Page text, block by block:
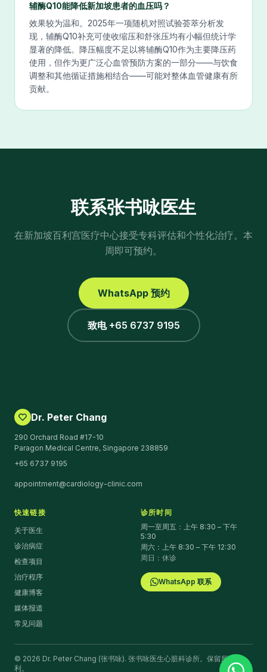
辅酶Q10能降低新加坡患者的血压吗？
效果较为温和。2025年一项随机对照试验荟萃分析发
现，辅酶Q10补充可使收缩压和舒张压均有小幅但统计学
显著的降低。降压幅度不足以将辅酶Q10作为主要降压药
使用，但作为更广泛心血管预防方案的一部分——与饮食
调整和其他循证措施相结合——可能对整体血管健康有所
贡献。
联系张书咏医生
在新加坡百利宫医疗中心接受专科评估和个性化治疗。本
周即可预约。
WhatsApp 预约
致电 +65 6737 9195
Dr. Peter Chang
290 Orchard Road #17-10
Paragon Medical Centre, Singapore 238859
+65 6737 9195
appointment@cardiology-clinic.com
快速链接
关于医生
诊治病症
检查项目
治疗程序
健康博客
媒体报道
常见问题
诊所时间
周一至周五：上午 8:30 – 下午
5:30
周六：上午 8:30 – 下午 12:30
周日：休诊
WhatsApp 联系
© 2026 Dr. Peter Chang (张书咏). 张书咏医生心脏科诊所。保留所有权
利。